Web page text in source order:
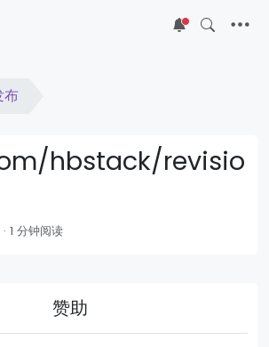
5
布
hbstack/revisio
1 分钟阅读
赞助